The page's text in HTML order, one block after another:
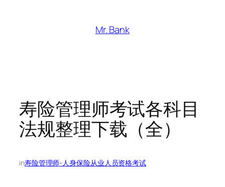
Mr. Bank
寿险管理师考试各科目
法规整理下载（全）
in寿险管理师-人身保险从业人员资格考试